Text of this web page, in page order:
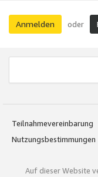
Anmelden oder
Teilnahmevereinbarung
Nutzungsbestimmungen
Auf dieser Website